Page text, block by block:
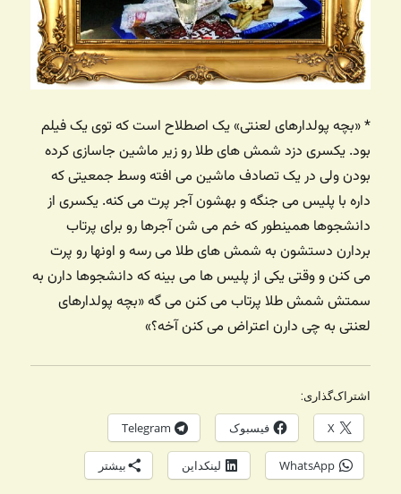
* «بچه پولدارهای لعنتی» یک اصطلاح است که توی یک فیلم
بود. یکسری دزد شمش های طلا رو زیر ماشین جاسازی کرده
بودن ولی در یک تصادف ماشین می افته وسط جمعیتی که
داره با پلیس می جنگه و بهشون آجر پرت می کنه. یکسری از
دانشجوها همینطور که خم می شن آجرها رو برای پرتاب
بردارن دستشون به شمش های طلا می رسه و اونها رو پرت
می کنن و وقتی یکی از پلیس ها می بینه که دانشجوها دارن به
سمتش شمش طلا پرتاب می کنن می گه «بچه پولدارهای
لعنتی به چی دارن اعتراض می کنن آخه؟»
اشتراک‌گذاری:
X فیسبوک Telegram
WhatsApp لینکداین بیشتر